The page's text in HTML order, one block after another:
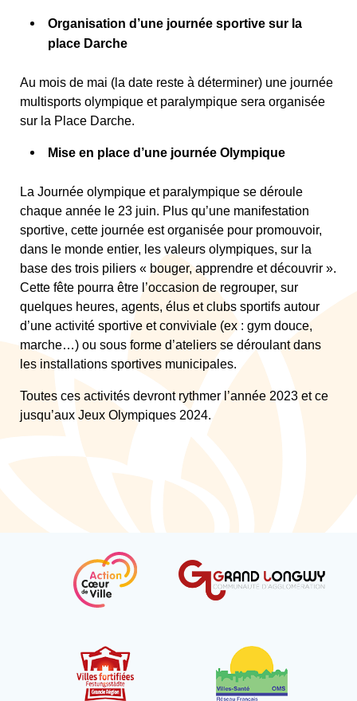
Organisation d’une journée sportive sur la
place Darche
Au mois de mai (la date reste à déterminer) une journée
multisports olympique et paralympique sera organisée
sur la Place Darche.
Mise en place d’une journée Olympique
La Journée olympique et paralympique se déroule
chaque année le 23 juin. Plus qu’une manifestation
sportive, cette journée est organisée pour promouvoir,
dans le monde entier, les valeurs olympiques, sur la
base des trois piliers « bouger, apprendre et découvrir ».
Cette fête pourra être l’occasion de regrouper, sur
quelques heures, agents, élus et clubs sportifs autour
d’une activité sportive et conviviale (ex : gym douce,
marche…) ou sous forme d’ateliers se déroulant dans
les installations sportives municipales.
Toutes ces activités devront rythmer l’année 2023 et ce
jusqu’aux Jeux Olympiques 2024.